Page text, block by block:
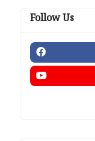
Follow Us